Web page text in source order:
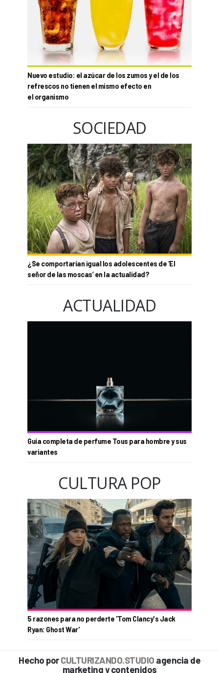
Nuevo estudio: el azúcar de los zumos y el de los
refrescos no tienen el mismo efecto en
el organismo
SOCIEDAD
¿Se comportarían igual los adolescentes de ‘El
señor de las moscas’ en la actualidad?
ACTUALIDAD
Guía completa de perfume Tous para hombre y sus
variantes
CULTURA POP
5 razones para no perderte 'Tom Clancy's Jack
Ryan: Ghost War'
Hecho porCULTURIZANDO.STUDIO agencia de
marketing y contenidos